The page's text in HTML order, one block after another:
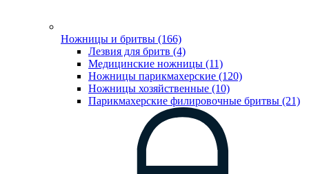
Ножницы и бритвы (166)
Лезвия для бритв (4)
Медицинские ножницы (11)
Ножницы парикмахерские (120)
Ножницы хозяйственные (10)
Парикмахерские филировочные бритвы (21)